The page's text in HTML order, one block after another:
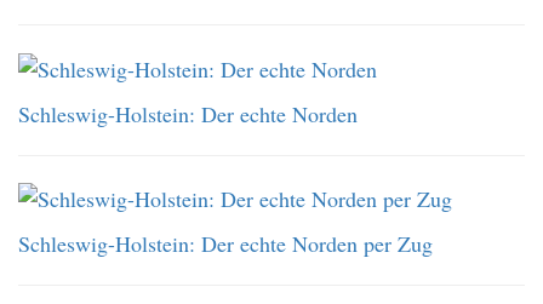
Schleswig-Holstein: Der echte Norden
Schleswig-Holstein: Der echte Norden per Zug